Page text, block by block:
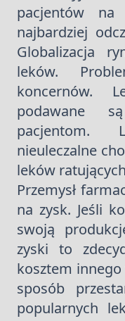
pacjentów
najbardziej
Globalizacja
leków.
koncernów.
podawane
pacjentom.
nieuleczalne
leków
Przemysł
na zysk. Jeśli
swoją
zyski to
kosztem
sposób
popularnych